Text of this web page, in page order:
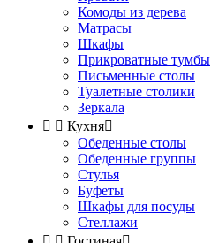
Комоды из дерева
Матрасы
Шкафы
Прикроватные тумбы
Письменные столы
Туалетные столики
Зеркала
  Кухня
Обеденные столы
Обеденные группы
Стулья
Буфеты
Шкафы для посуды
Стеллажи